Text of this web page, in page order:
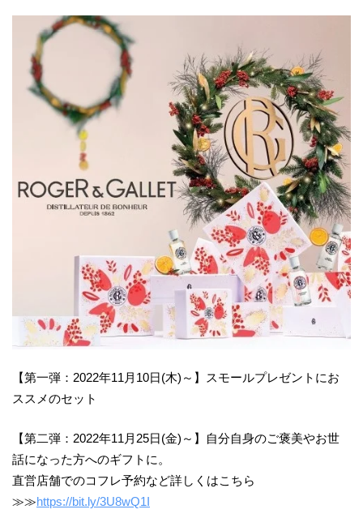
【第一弾：2022年11月10日(木)～】スモールプレゼントにお
ススメのセット
【第二弾：2022年11月25日(金)～】自分自身のご褒美やお世
話になった方へのギフトに。
直営店舗でのコフレ予約など詳しくはこちら
≫≫https://bit.ly/3U8wQ1I